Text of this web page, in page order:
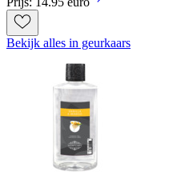
Bekijk alles in geurkaars